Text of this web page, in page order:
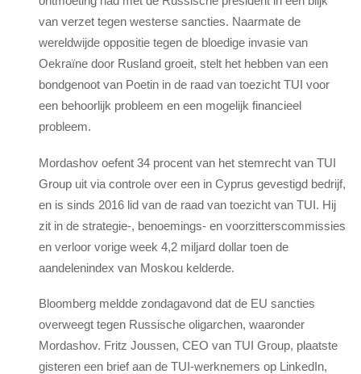
van verzet tegen westerse sancties. Naarmate de
wereldwijde oppositie tegen de bloedige invasie van
Oekraïne door Rusland groeit, stelt het hebben van een
bondgenoot van Poetin in de raad van toezicht TUI voor
een behoorlijk probleem en een mogelijk financieel
probleem.
Mordashov oefent 34 procent van het stemrecht van TUI
Group uit via controle over een in Cyprus gevestigd bedrijf,
en is sinds 2016 lid van de raad van toezicht van TUI. Hij
zit in de strategie-, benoemings- en voorzitterscommissies
en verloor vorige week 4,2 miljard dollar toen de
aandelenindex van Moskou kelderde.
Bloomberg meldde zondagavond dat de EU sancties
overweegt tegen Russische oligarchen, waaronder
Mordashov. Fritz Joussen, CEO van TUI Group, plaatste
gisteren een brief aan de TUI-werknemers op LinkedIn,